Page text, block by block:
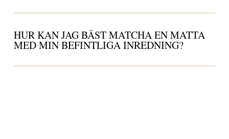
HUR KAN JAG BÄST MATCHA EN MATTA
MED MIN BEFINTLIGA INREDNING?